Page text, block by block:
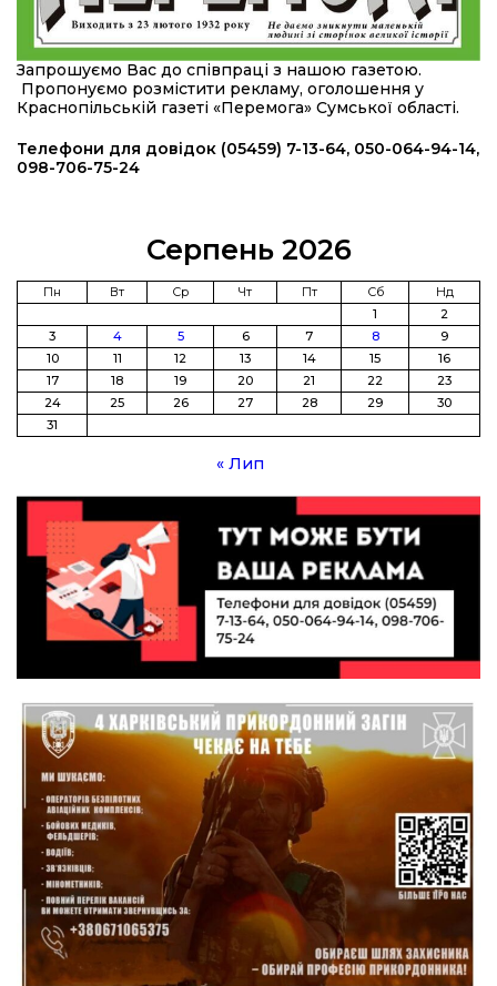
16:34
24 лип
490 пацієнтів та 15 відвіданих сіл: МБФ
«Альянс громадського здоров’я» підбив
підсумки роботи мобільних клінік у Сумській
області
23 лип
захистити рідну землю: пам’яті Сергія
Балабаєнка (ВІДЕО)
20:36
Нова кав’ярня в Сумах: як родина військового
з Краснопілля відкрила «Лев каву» за грантові
кошти (ВІДЕО)
14:37
21 лип
Захищав кордон до останнього подиху:
пам’яті полеглого прикордонника Олександра
Кичаня (ВІДЕО)
21 лип
Від штанги до «крил»: як спорт і характер
11:19
21 лип
На щиті повертається додому:
Краснопільська громада втратила 27-річного
Захисника Сергія Балабаєнка
19 лип
10:49
19 лип
Інтелектуальні злети та творчі перемоги:
історія успіху випускниці Вікторії Кондратенко
10:40
19 лип
Вірний присязі до останнього подиху:
підтримайте петицію про присвоєння звання
«Герой України» (посмертно) прикордоннику
Олександру Бойку
20:34
17 лип
Кохання попри все: як українці створюють сім’ї
в реаліях 2026 року
Запрошуємо Вас до співпраці з нашою газетою.
Пропонуємо розмістити рекламу, оголошення у
Краснопільській газеті «Перемога» Сумської області.
Телефони для довідок (05459) 7-13-64, 050-064-94-14,
098-706-75-24
Серпень 2026
Пн Вт Ср Чт Пт Сб
Нд
1
2
3
4 5 6 7 8
9
10
11 12 13 14 15
16
17
18 19 20 21 22
23
24
25 26 27 28 29
30
31
« Лип